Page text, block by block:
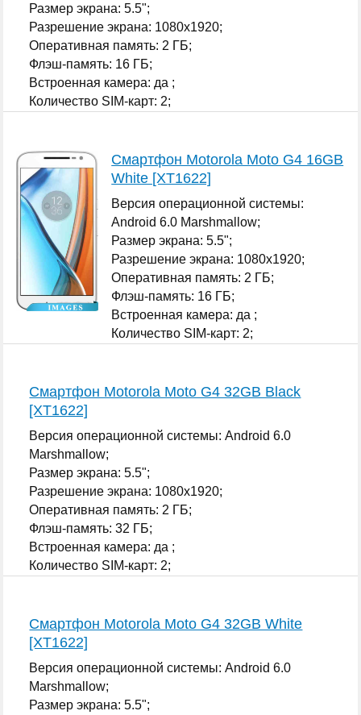
Размер экрана: 5.5";
Разрешение экрана: 1080x1920;
Оперативная память: 2 ГБ;
Флэш-память: 16 ГБ;
Встроенная камера: да ;
Количество SIM-карт: 2;
Смартфон Motorola Moto G4 16GB
White [XT1622]
Версия операционной системы:
Android 6.0 Marshmallow;
Размер экрана: 5.5";
Разрешение экрана: 1080x1920;
Оперативная память: 2 ГБ;
Флэш-память: 16 ГБ;
Встроенная камера: да ;
Количество SIM-карт: 2;
Смартфон Motorola Moto G4 32GB Black
[XT1622]
Версия операционной системы: Android 6.0
Marshmallow;
Размер экрана: 5.5";
Разрешение экрана: 1080x1920;
Оперативная память: 2 ГБ;
Флэш-память: 32 ГБ;
Встроенная камера: да ;
Количество SIM-карт: 2;
Смартфон Motorola Moto G4 32GB White
[XT1622]
Версия операционной системы: Android 6.0
Marshmallow;
Размер экрана: 5.5";